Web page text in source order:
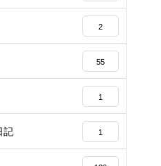
2
55
1
記 1